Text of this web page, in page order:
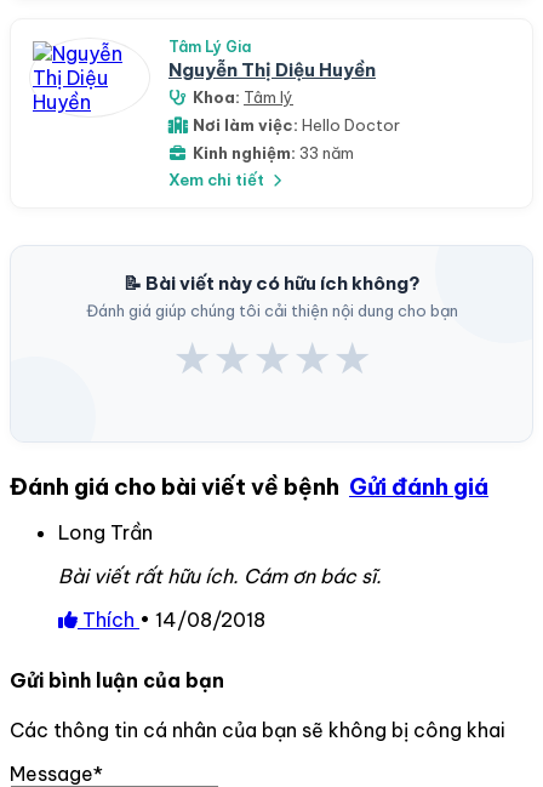
Tâm Lý Gia
Nguyễn Thị Diệu Huyền
Khoa: Tâm lý
Nơi làm việc: Hello Doctor
Kinh nghiệm: 33 năm
Xem chi tiết
📝 Bài viết này có hữu ích không?
Đánh giá giúp chúng tôi cải thiện nội dung cho bạn
★★★★★
Đánh giá cho bài viết về bệnh Gửi đánh giá
Long Trần
Bài viết rất hữu ích. Cám ơn bác sĩ.
Thích • 14/08/2018
Gửi bình luận của bạn
Các thông tin cá nhân của bạn sẽ không bị công khai
Message*